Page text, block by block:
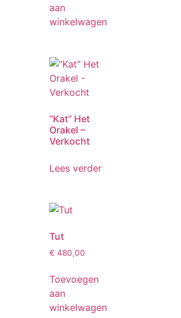
aan
winkelwagen
“Kat” Het
Orakel –
Verkocht
Lees verder
Tut
€ 480,00
Toevoegen
aan
winkelwagen